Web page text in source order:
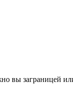
вы заграницей